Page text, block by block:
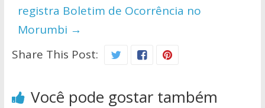
registra Boletim de Ocorrência no
Morumbi →
Share This Post:
Você pode gostar também